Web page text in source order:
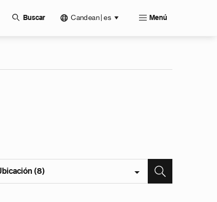
Buscar Candean | es Menú
(8)